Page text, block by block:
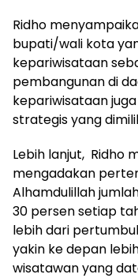
Ridho
bupati/wali kota
kepariwisataan
pembangunan di
kepariwisataan
strategis yang
Lebih lanjut, Ridho
mengadakan
Alhamdulillah
30 persen setiap
lebih dari
yakin ke depan
wisatawan yang